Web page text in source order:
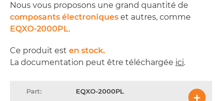
Nous vous proposons une grand quantité de
composants électroniques et autres, comme
EQXO-2000PL.
Ce produit est en stock.
La documentation peut être téléchargée ici.
EQXO-2000PL